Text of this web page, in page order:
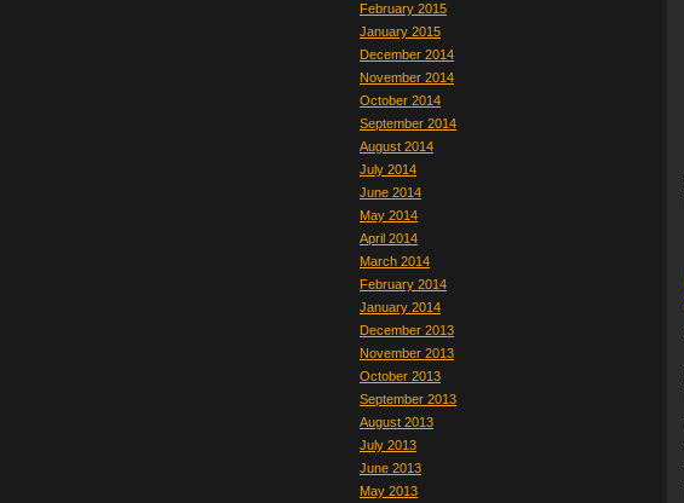
February 2015
January 2015
December 2014
November 2014
October 2014
September 2014
August 2014
July 2014
June 2014
May 2014
April 2014
March 2014
February 2014
January 2014
December 2013
November 2013
October 2013
September 2013
August 2013
July 2013
June 2013
May 2013